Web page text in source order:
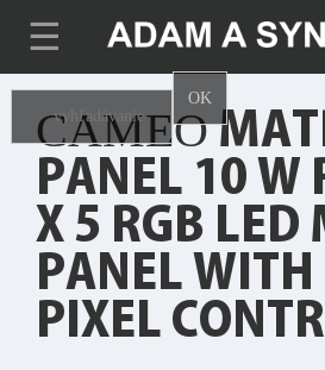
☰
OK
CAMEO
PANEL 10 W
X 5 RGB LED
PANEL
PIXEL